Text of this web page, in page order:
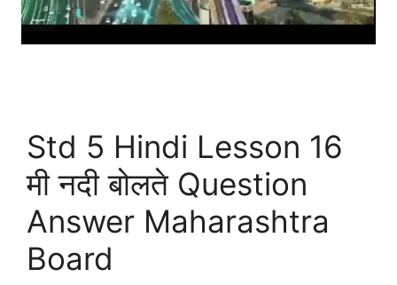
Std 5 Hindi Lesson 16
मी नदी बोलते Question
Answer Maharashtra
Board